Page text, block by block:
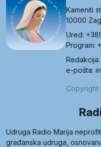
Kameniti
10000
Ured:
Program:
e-pošta:
Copyright
Udruga Radio Marija
građanska udruga,